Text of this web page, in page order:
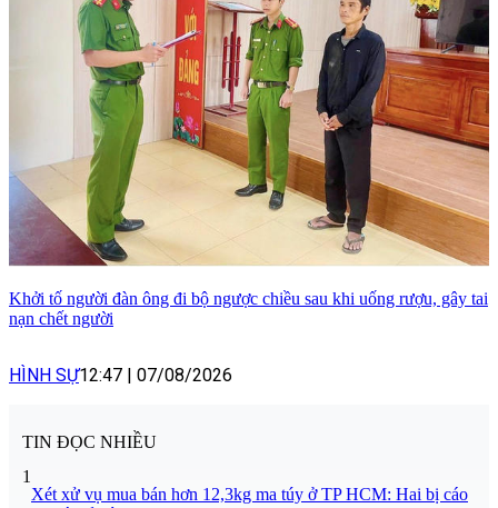
Khởi tố người đàn ông đi bộ ngược chiều sau khi uống rượu, gây tai
nạn chết người
HÌNH SỰ12:47 | 07/08/2026
TIN ĐỌC NHIỀU
1
Xét xử vụ mua bán hơn 12,3kg ma túy ở TP HCM: Hai bị cáo